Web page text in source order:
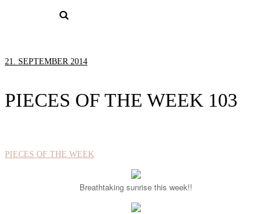
21. SEPTEMBER 2014
PIECES OF THE WEEK 103
PIECES OF THE WEEK
Breathtaking sunrise this week!!